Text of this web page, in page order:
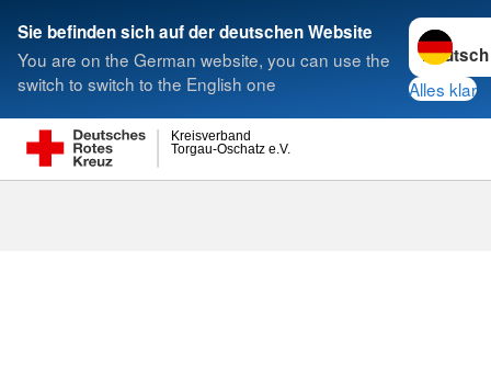
Sie befinden sich auf der deutschen Website
You are on the German website, you can use the
switch to switch to the English one
Sprache
Alles klar
Torgau-Oschatz e.V.
Kreisverband
Suche